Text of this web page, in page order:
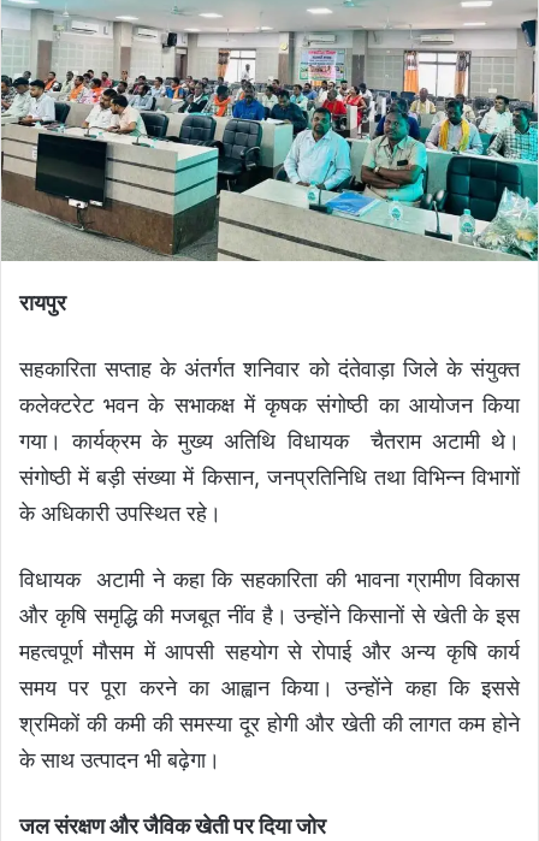
रायपुर
सहकारिता सप्ताह के अंतर्गत शनिवार को दंतेवाड़ा जिले के संयुक्त
कलेक्टरेट भवन के सभाकक्ष में कृषक संगोष्ठी का आयोजन किया
गया। कार्यक्रम के मुख्य अतिथि विधायक चैतराम अटामी थे।
संगोष्ठी में बड़ी संख्या में किसान, जनप्रतिनिधि तथा विभिन्न विभागों
के अधिकारी उपस्थित रहे।
विधायक अटामी ने कहा कि सहकारिता की भावना ग्रामीण विकास
और कृषि समृद्धि की मजबूत नींव है। उन्होंने किसानों से खेती के इस
महत्वपूर्ण मौसम में आपसी सहयोग से रोपाई और अन्य कृषि कार्य
समय पर पूरा करने का आह्वान किया। उन्होंने कहा कि इससे
श्रमिकों की कमी की समस्या दूर होगी और खेती की लागत कम होने
के साथ उत्पादन भी बढ़ेगा।
जल संरक्षण और जैविक खेती पर दिया जोर